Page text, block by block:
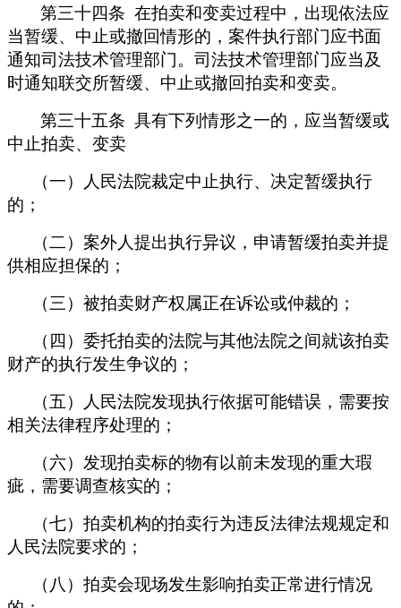
第三十四条 在拍卖和变卖过程中，出现依法应
当暂缓、中止或撤回情形的，案件执行部门应书面
通知司法技术管理部门。司法技术管理部门应当及
时通知联交所暂缓、中止或撤回拍卖和变卖。
第三十五条 具有下列情形之一的，应当暂缓或
中止拍卖、变卖
（一）人民法院裁定中止执行、决定暂缓执行
的；
（二）案外人提出执行异议，申请暂缓拍卖并提
供相应担保的；
（三）被拍卖财产权属正在诉讼或仲裁的；
（四）委托拍卖的法院与其他法院之间就该拍卖
财产的执行发生争议的；
（五）人民法院发现执行依据可能错误，需要按
相关法律程序处理的；
（六）发现拍卖标的物有以前未发现的重大瑕
疵，需要调查核实的；
（七）拍卖机构的拍卖行为违反法律法规规定和
人民法院要求的；
（八）拍卖会现场发生影响拍卖正常进行情况